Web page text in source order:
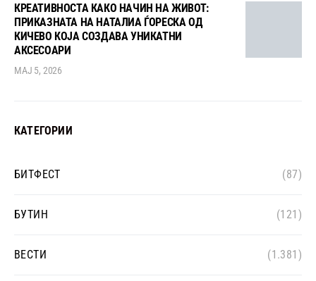
КРЕАТИВНОСТА КАКО НАЧИН НА ЖИВОТ:
ПРИКАЗНАТА НА НАТАЛИА ЃОРЕСКА ОД
КИЧЕВО КОЈА СОЗДАВА УНИКАТНИ
АКСЕСОАРИ
МАЈ 5, 2026
КАТЕГОРИИ
БИТФЕСТ (87)
БУТИН (121)
ВЕСТИ (1.381)